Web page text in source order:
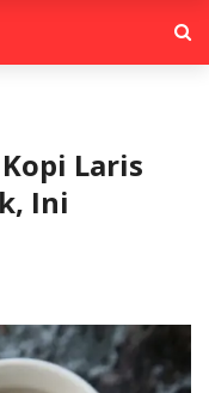
Laris
Ini